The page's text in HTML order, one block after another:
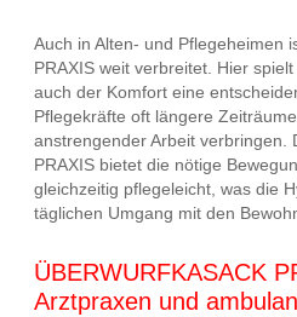
Auch in Alten- und Pflegeheimen
PRAXIS weit verbreitet. Hier
auch der Komfort eine
Pflegekräfte oft längere
anstrengender Arbeit verbringen.
PRAXIS bietet die nötige
gleichzeitig pflegeleicht, was die
täglichen Umgang mit den
ÜBERWURFKASACK
Arztpraxen und